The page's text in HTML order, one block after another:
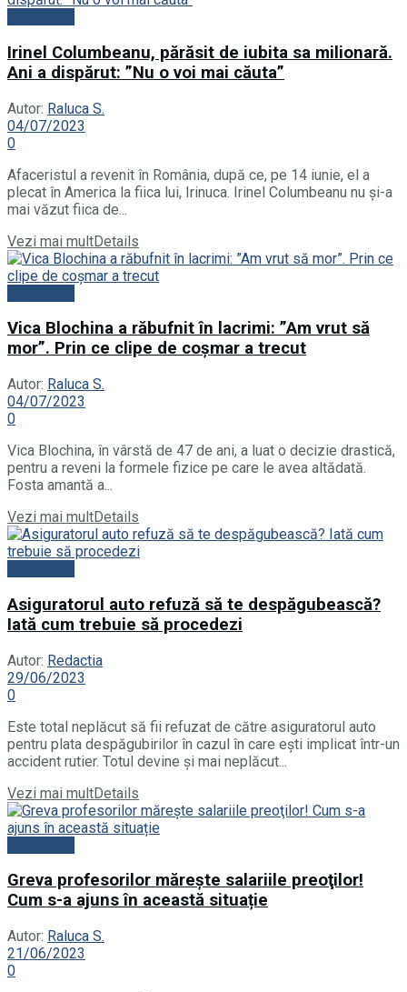
Irinel Columbeanu, părăsit de iubita sa milionară.
Ani a dispărut: ”Nu o voi mai căuta”
Autor: Raluca S.
04/07/2023
0
Afaceristul a revenit în România, după ce, pe 14 iunie, el a
plecat în America la fiica lui, Irinuca. Irinel Columbeanu nu și-a
mai văzut fiica de...
Vezi mai multDetails
Vica Blochina a răbufnit în lacrimi: ”Am vrut să
mor”. Prin ce clipe de coșmar a trecut
Autor: Raluca S.
04/07/2023
0
Vica Blochina, în vârstă de 47 de ani, a luat o decizie drastică,
pentru a reveni la formele fizice pe care le avea altădată.
Fosta amantă a...
Vezi mai multDetails
Asiguratorul auto refuză să te despăgubească?
Iată cum trebuie să procedezi
Autor: Redactia
29/06/2023
0
Este total neplăcut să fii refuzat de către asiguratorul auto
pentru plata despăgubirilor în cazul în care ești implicat într-un
accident rutier. Totul devine și mai neplăcut...
Vezi mai multDetails
Greva profesorilor măreşte salariile preoţilor!
Cum s-a ajuns în această situație
Autor: Raluca S.
21/06/2023
0